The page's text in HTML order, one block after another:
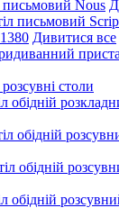
письмовий Nous
письмовий
Дивитися все
столи
обідній
обідній
обідній
обідній